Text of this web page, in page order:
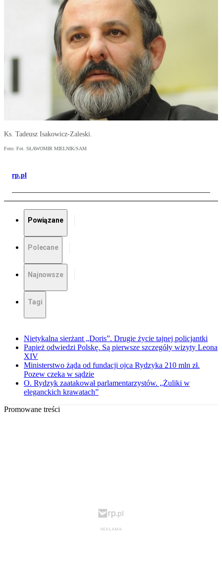
Ks. Tadeusz Isakowicz-Zaleski.
Foto: Fot. SŁAWOMIR MIELNIK/SAM
rp.pl
Powiązane
Polecane
Najnowsze
Tagi
Nietykalna sierżant „Doris”. Drugie życie tajnej policjantki
Papież odwiedzi Polskę. Są pierwsze szczegóły wizyty Leona
XIV
Ministerstwo żąda od fundacji ojca Rydzyka 210 mln zł.
Pozew czeka w sądzie
O. Rydzyk zaatakował parlamentarzystów. „Żuliki w
eleganckich krawatach”
Promowane treści